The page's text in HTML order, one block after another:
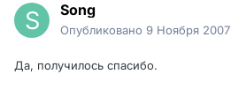
Song
Опубликовано 9 Ноября 2007
Да, получилось спасибо.